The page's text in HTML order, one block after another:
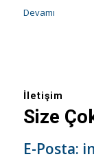
Devamı
İletişim
Size
E-Posta: